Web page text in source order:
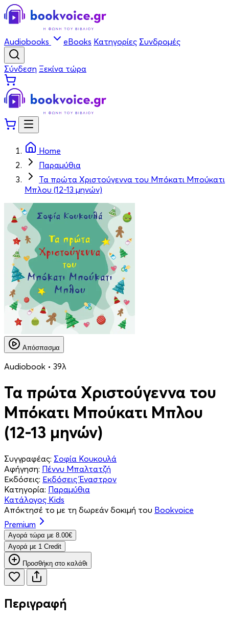
Audiobooks eBooks Κατηγορίες Συνδρομές
Σύνδεση Ξεκίνα τώρα
Home
Παραμύθια
Τα πρώτα Χριστούγεννα του Μπόκατι Μπούκατι
Μπλου (12-13 μηνών)
Απόσπασμα
Audiobook • 39λ
Τα πρώτα Χριστούγεννα του
Μπόκατι Μπούκατι Μπλου
(12-13 μηνών)
Συγγραφέας: Σοφία Κουκουλά
Αφήγηση: Πέννυ Μπαλτατζή
Εκδόσεις: Εκδόσεις Έναστρον
Κατηγορία: Παραμύθια
Κατάλογος Kids
Απόκτησέ το με τη δωρεάν δοκιμή του Bookvoice
Premium
Aγορά τώρα με 8.00€
Aγορά με 1 Credit
Προσθήκη στο καλάθι
Περιγραφή